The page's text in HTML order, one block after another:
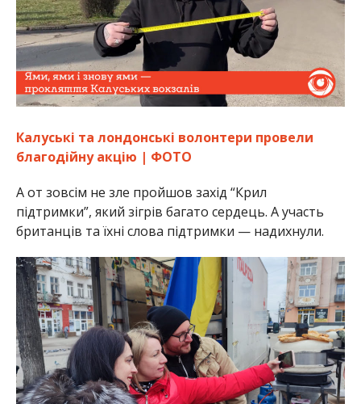
Калуські та лондонські волонтери провели
благодійну акцію | ФОТО
А от зовсім не зле пройшов захід “Крил
підтримки”, який зігрів багато сердець. А участь
британців та їхні слова підтримки — надихнули.